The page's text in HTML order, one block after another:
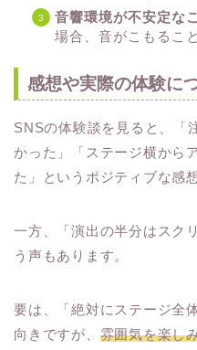
音響環境が不安定な
場合、音がこもるこ
感想や実際の体験に
SNSの体験談を見ると、「
かった」「ステージ横から
た」というポジティブな感
一方、「演出の半分はスク
う声もあります。
要は、「絶対にステージ全
向きですが、 雰囲気を楽し